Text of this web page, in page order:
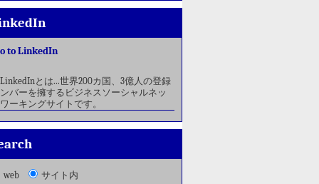
to LinkedIn
とは...世界200カ国、3億人の登録
バーを擁するビジネスソーシャルネッ
ーキングサイトです。
web サイト内